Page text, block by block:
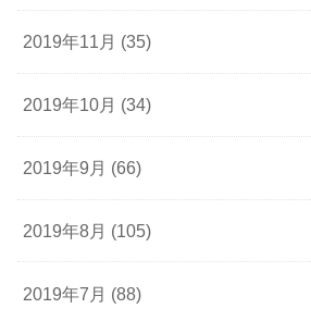
2019年11月 (35)
2019年10月 (34)
2019年9月 (66)
2019年8月 (105)
2019年7月 (88)